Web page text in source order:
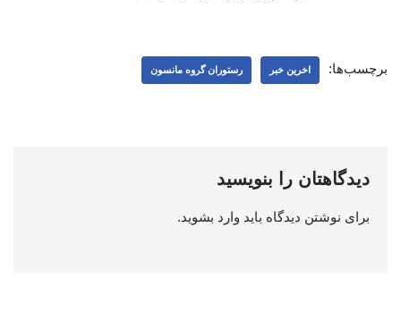
برچسب‌ها: اخرین خبر رستوران گروه مانسون
دیدگاهتان را بنویسید
برای نوشتن دیدگاه باید وارد بشوید.